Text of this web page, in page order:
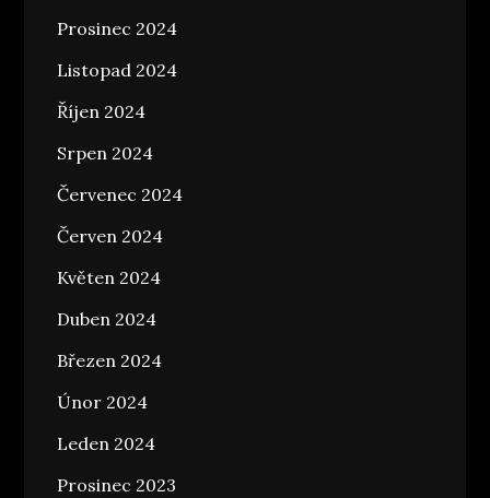
Prosinec 2024
Listopad 2024
Říjen 2024
Srpen 2024
Červenec 2024
Červen 2024
Květen 2024
Duben 2024
Březen 2024
Únor 2024
Leden 2024
Prosinec 2023